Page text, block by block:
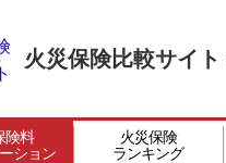
火災保険比較サイト
険料
ション
火災保険
ランキング